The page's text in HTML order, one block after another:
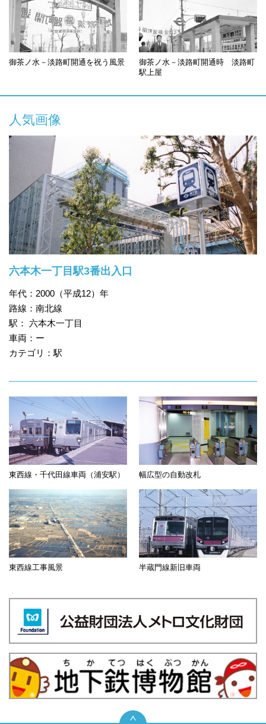
御茶ノ水－淡路町開通を祝う風景
御茶ノ水－淡路町開通時 淡路町
駅上屋
人気画像
六本木一丁目駅3番出入口
年代：2000（平成12）年
路線：南北線
駅： 六本木一丁目
車両：ー
カテゴリ：駅
東西線・千代田線車両（浦安駅） 幅広型の自動改札
東西線工事風景 半蔵門線新旧車両